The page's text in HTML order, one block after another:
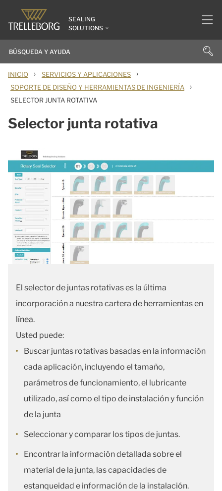
SEALING
SOLUTIONS
INICIO › SERVICIOS Y APLICACIONES ›
SOPORTE DE DISEÑO Y HERRAMIENTAS DE INGENIERÍA ›
SELECTOR JUNTA ROTATIVA
Selector junta rotativa
El selector de juntas rotativas es la última
incorporación a nuestra cartera de herramientas en
línea.
Usted puede:
Buscar juntas rotativas basadas en la información
cada aplicación, incluyendo el tamaño,
parámetros de funcionamiento, el lubricante
utilizado, así como el tipo de instalación y función
de la junta
Seleccionar y comparar los tipos de juntas.
Encontrar la información detallada sobre el
material de la junta, las capacidades de
estanqueidad e información de la instalación.